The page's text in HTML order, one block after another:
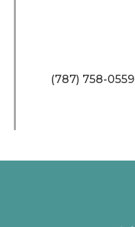
(787) 758-0559